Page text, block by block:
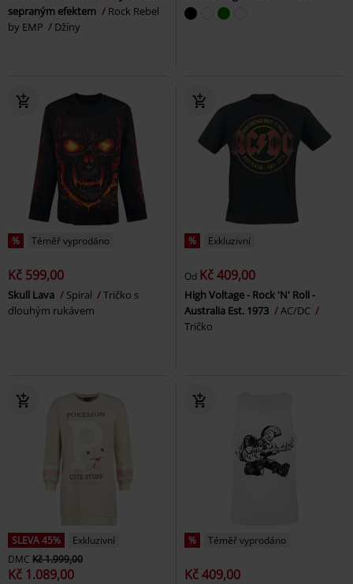
sepraným efektem
Rock Rebel
by EMP
Džíny
% Téměř vyprodáno
Kč 599,00
Skull Lava Spiral
Tričko s
dlouhým rukávem
% Exkluzivní
Od Kč 409,00
High Voltage - Rock 'N' Roll -
Australia Est. 1973
AC/DC
Tričko
SLEVA 45%
Exkluzivní
DMC Kč 1.999,00
Kč 1.089,00
% Téměř vyprodáno
Kč 409,00